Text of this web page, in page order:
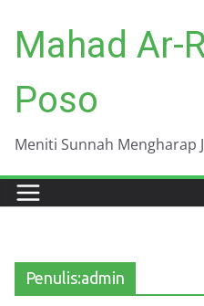
content
Mahad Ar-
Poso
Meniti Sunnah Mengharap
Penulis:admin